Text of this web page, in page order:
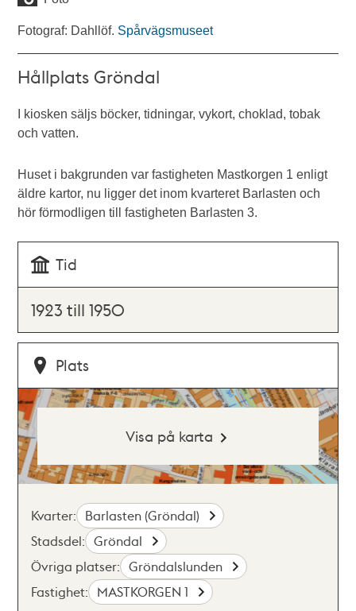
Fotograf: Dahllöf. Spårvägsmuseet
Hållplats Gröndal
I kiosken säljs böcker, tidningar, vykort, choklad, tobak
och vatten.
Huset i bakgrunden var fastigheten Mastkorgen 1 enligt
äldre kartor, nu ligger det inom kvarteret Barlasten och
hör förmodligen till fastigheten Barlasten 3.
Tid
1923 till 1950
Plats
Visa på karta
Kvarter: Barlasten (Gröndal)
Stadsdel: Gröndal
Övriga platser: Gröndalslunden
Fastighet: MASTKORGEN 1